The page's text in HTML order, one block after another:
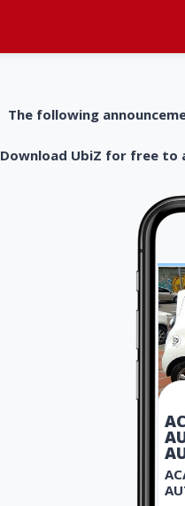
The following
Download UbiZ for free